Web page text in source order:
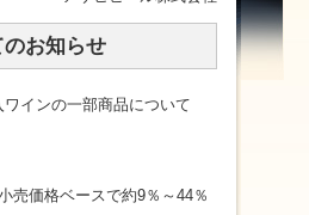
お知らせ
インの一部商品について
売価格ベースで約9％～44％